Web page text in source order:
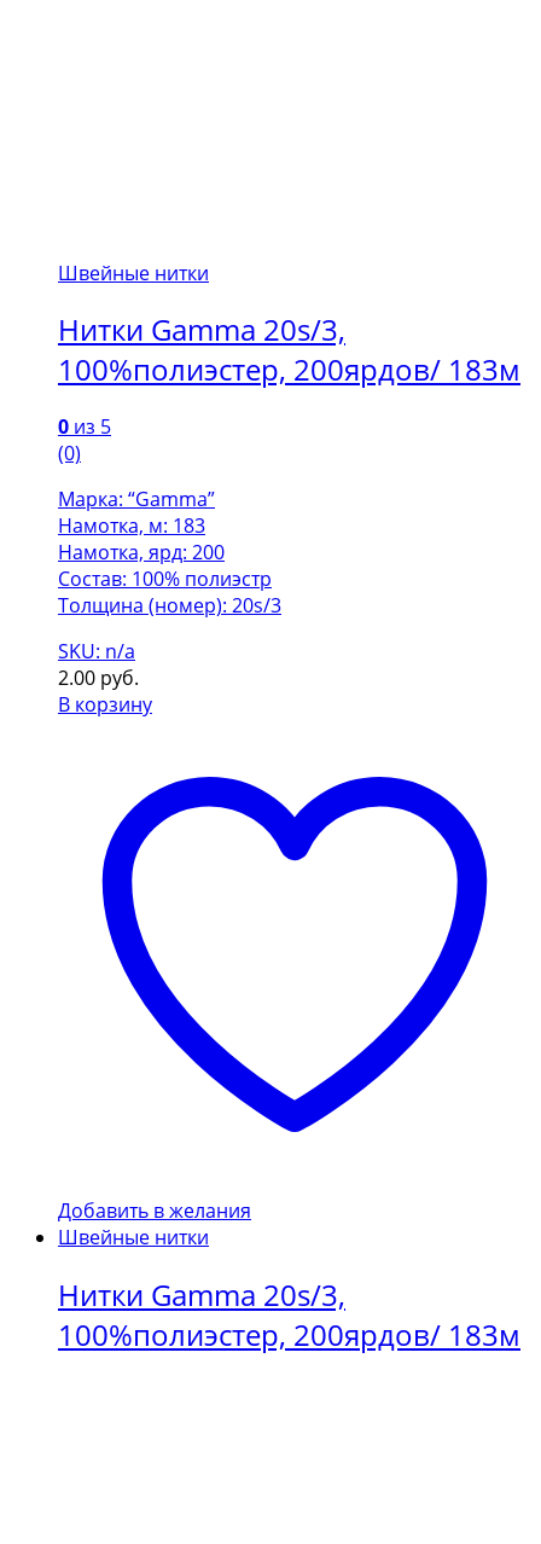
Швейные нитки
Нитки Gamma 20s/3,
100%полиэстер, 200ярдов/ 183м
0 из 5
(0)
Марка: “Gamma”
Намотка, м: 183
Намотка, ярд: 200
Состав: 100% полиэстр
Толщина (номер): 20s/3
SKU: n/a
2.00 руб.
В корзину
Добавить в желания
Швейные нитки
Нитки Gamma 20s/3,
100%полиэстер, 200ярдов/ 183м